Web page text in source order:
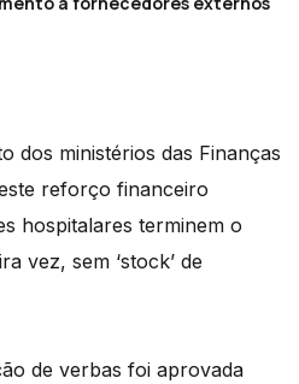
dos ministérios das Finanças
reforço financeiro
hospitalares terminem o
vez, sem ‘stock’ de
de verbas foi aprovada